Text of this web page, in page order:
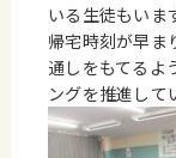
いる生徒もいま
帰宅時刻が早ま
通しをもてるよ
ングを推進して